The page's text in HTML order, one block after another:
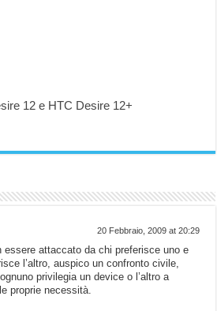
12 e HTC Desire 12+
20 Febbraio, 2009 at 20:29
essere attaccato da chi preferisce uno e
l’altro, auspico un confronto civile,
privilegia un device o l’altro a
proprie necessità.